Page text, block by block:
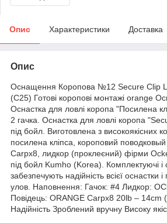
Опис Характеристики Доставка
Опис
Оснащення Коропова №12 Secure Clip
(C25) Готові коропові монтажі orange
Оснастка для ловлі коропа "Посилена
2 гачка. Оснастка для ловлі коропа
під бойл. Виготовлена з високоякісних
посилена кліпса, короповий
Carpx8, лидкор (проклеєний) фірми
під бойл Kumho (Korea). Комплектуючі і
забезпечують надійність всієї оснастки
улов. Наповнення: Гачок: #4 Лидкор:
Повідець: ORANGE Carpx8 20lb – 14cm
Надійність Зроблений вручну Високу